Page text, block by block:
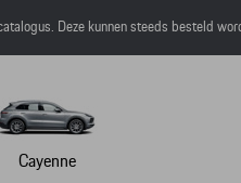
Deze kunnen steeds besteld
Cayenne